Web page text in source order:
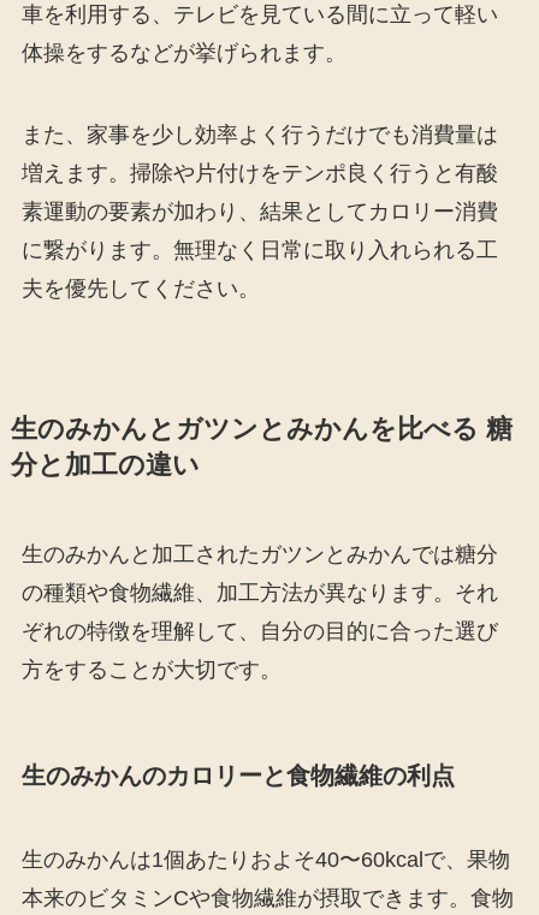
車を利用する、テレビを見ている間に立って軽い
体操をするなどが挙げられます。
また、家事を少し効率よく行うだけでも消費量は
増えます。掃除や片付けをテンポ良く行うと有酸
素運動の要素が加わり、結果としてカロリー消費
に繋がります。無理なく日常に取り入れられる工
夫を優先してください。
生のみかんとガツンとみかんを比べる 糖
分と加工の違い
生のみかんと加工されたガツンとみかんでは糖分
の種類や食物繊維、加工方法が異なります。それ
ぞれの特徴を理解して、自分の目的に合った選び
方をすることが大切です。
生のみかんのカロリーと食物繊維の利点
生のみかんは1個あたりおよそ40〜60kcalで、果物
本来のビタミンCや食物繊維が摂取できます。食物